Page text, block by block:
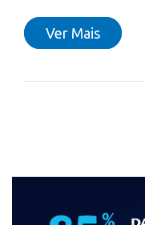
Ver Mais